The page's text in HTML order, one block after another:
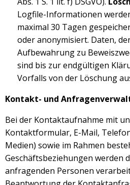
Logfile-Informationen
maximal 30 Tagen
oder anonymisiert. Daten,
Aufbewahrung zu
sind bis zur endgültigen
Vorfalls von der Löschung
Kontakt- und
Bei der Kontaktaufnahme mit
Kontaktformular, E-Mail,
Medien) sowie im Rahmen
Geschäftsbeziehungen werden
anfragenden Personen